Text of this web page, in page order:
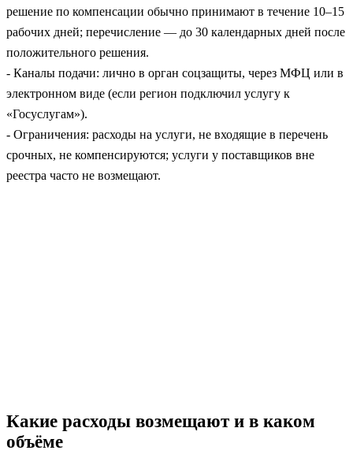
решение по компенсации обычно принимают в течение 10–15
рабочих дней; перечисление — до 30 календарных дней после
положительного решения.
- Каналы подачи: лично в орган соцзащиты, через МФЦ или в
электронном виде (если регион подключил услугу к
«Госуслугам»).
- Ограничения: расходы на услуги, не входящие в перечень
срочных, не компенсируются; услуги у поставщиков вне
реестра часто не возмещают.
Какие расходы возмещают и в каком
объёме